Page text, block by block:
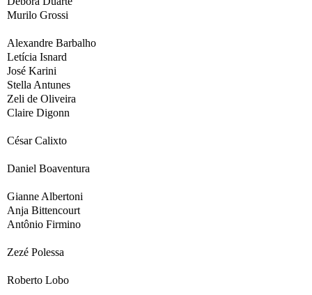
Murilo Grossi
Alexandre Barbalho
Letícia Isnard
José Karini
Stella Antunes
Zeli de Oliveira
Claire Digonn
César Calixto
Daniel Boaventura
Gianne Albertoni
Anja Bittencourt
Antônio Firmino
Zezé Polessa
Roberto Lobo